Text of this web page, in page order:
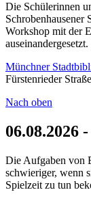
Die Schülerinnen
Schrobenhausener
Workshop mit der
auseinandergesetzt.
Münchner
Fürstenrieder
Nach oben
06.08.2026
Die Aufgaben von
schwieriger, wenn
Spielzeit zu tun